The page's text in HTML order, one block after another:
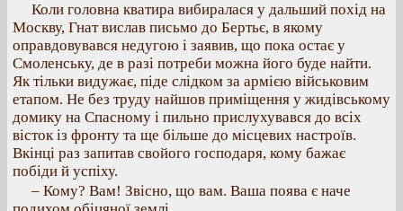
Коли головна кватира вибиралася у дальший похід на
Москву, Гнат вислав письмо до Бертьє, в якому
оправдовувався недугою і заявив, що пока остає у
Смоленську, де в разі потреби можна його буде найти.
Як тільки видужає, піде слідком за армією військовим
етапом. Не без труду найшов приміщення у жидівському
домику на Спасному і пильно прислухувався до всіх
вісток із фронту та ще більше до місцевих настроїв.
Вкінці раз запитав свойого господаря, кому бажає
побіди й успіху.
– Кому? Вам! Звісно, що вам. Ваша поява є наче